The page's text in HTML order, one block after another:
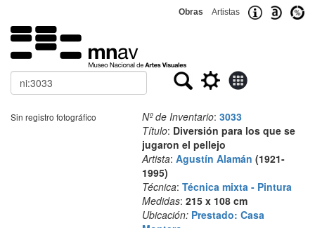
Obras Artistas
Buscar
Sin registro fotográfico Nº de Inventario: 3033
Título: Diversión para los que se
jugaron el pellejo
Artista: Agustín Alamán (1921-
1995)
Técnica: Técnica mixta - Pintura
Medidas: 215 x 108 cm
Ubicación: Prestado: Casa